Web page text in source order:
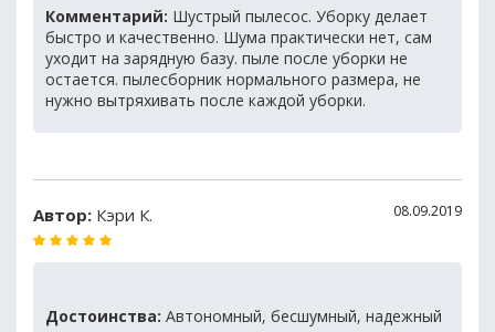
Комментарий: Шустрый пылесос. Уборку делает
быстро и качественно. Шума практически нет, сам
уходит на зарядную базу. пыле после уборки не
остается. пылесборник нормального размера, не
нужно вытряхивать после каждой уборки.
Автор: Кэри К. 08.09.2019
Достоинства: Автономный, бесшумный, надежный